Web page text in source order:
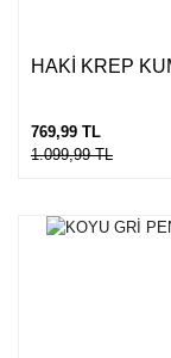
HAKİ KREP
769,99 TL
1.099,99 TL